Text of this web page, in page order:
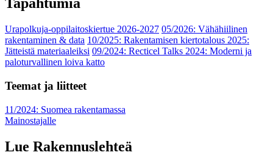
Tapahtumia
Urapolkuja-oppilaitoskiertue 2026-2027 05/2026: Vähähiilinen
rakentaminen & data 10/2025: Rakentamisen kiertotalous 2025:
Jätteistä materiaaleiksi 09/2024: Recticel Talks 2024: Moderni ja
paloturvallinen loiva katto
Teemat ja liitteet
11/2024: Suomea rakentamassa
Mainostajalle
Lue Rakennuslehteä